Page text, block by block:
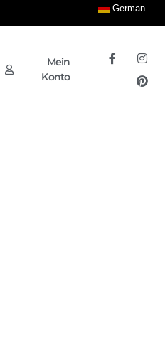
Mein
Konto
German